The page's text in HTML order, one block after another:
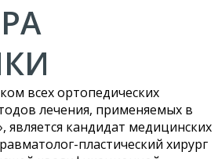
всех ортопедических
лечения, применяемых в
кандидат медицинских
пластический хирург